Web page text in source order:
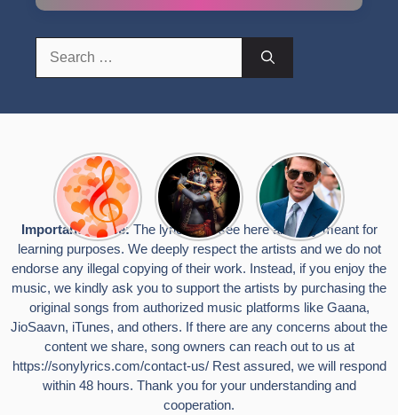
Top 10
Romantic
Hindi
Songs
Lyrics That
Touch the
Heart
Radha
Krishna
Songs to
Celebrate
Janmashtami
टॉम क्रूज ने
फिर उठाया जान
का खतरा, प्लेन
से लटककर
किया स्टंट,
वायरल हुईं
तस्वीरें
Important Notice:The lyrics you see here are only meant for
learning purposes. We deeply respect the artists and we do not
endorse any illegal copying of their work. Instead, if you enjoy the
music, we kindly ask you to support the artists by purchasing the
original songs from authorized music platforms like Gaana,
JioSaavn, iTunes, and others. If there are any concerns about the
content we share, song owners can reach out to us at
https://sonylyrics.com/contact-us/Rest assured, we will respond
within 48 hours. Thank you for your understanding and
cooperation.